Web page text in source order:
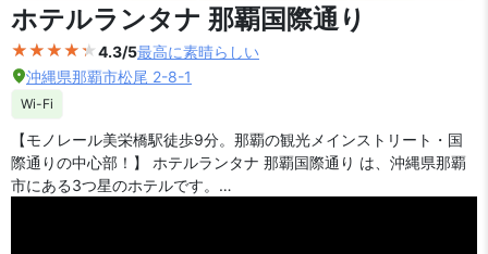
外観の写真を拡大表示
ホテルランタナ 那覇国際通り
4.3/5最高に素晴らしい
沖縄県那覇市松尾 2-8-1
Wi-Fi
【モノレール美栄橋駅徒歩9分。那覇の観光メインストリート・国
際通りの中心部！】 ホテルランタナ 那覇国際通り は、沖縄県那覇
市にある3つ星のホテルです。